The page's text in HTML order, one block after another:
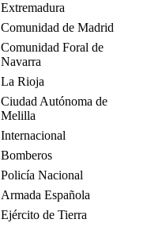
Extremadura
Comunidad de Madrid
Comunidad Foral de
Navarra
La Rioja
Ciudad Autónoma de
Melilla
Internacional
Bomberos
Policía Nacional
Armada Española
Ejército de Tierra